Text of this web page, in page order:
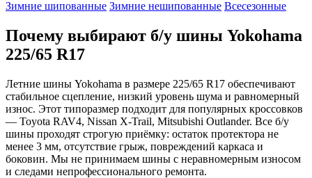
Зимние шипованные Зимние нешипованные Всесезонные
Почему выбирают б/у шины Yokohama
225/65 R17
Летние шины Yokohama в размере 225/65 R17 обеспечивают
стабильное сцепление, низкий уровень шума и равномерный
износ. Этот типоразмер подходит для популярных кроссовков
— Toyota RAV4, Nissan X-Trail, Mitsubishi Outlander. Все б/у
шины проходят строгую приёмку: остаток протектора не
менее 3 мм, отсутствие грыж, повреждений каркаса и
боковин. Мы не принимаем шины с неравномерным износом
и следами непрофессионального ремонта.